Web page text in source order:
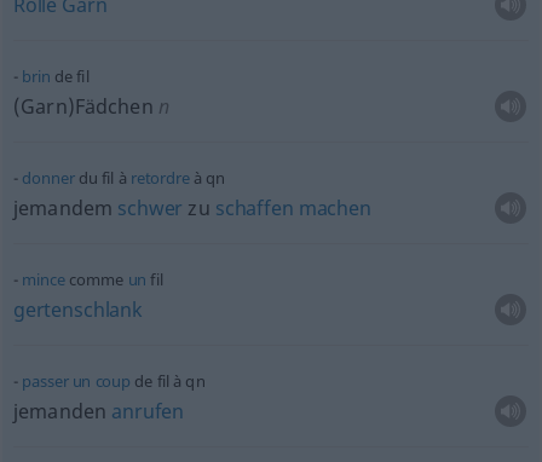
brin de fil
(Garn)Fädchen n
donnerdu fil à retordreà qn
jemandem schwer zu schaffen machen
mincecomme un fil
gertenschlank
passer un coup de fil à qn
jemanden anrufen